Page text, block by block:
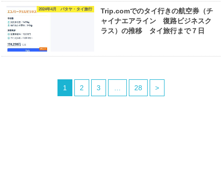
2024年4月 パタヤ・タイ旅行
Trip.comでのタイ行きの航空券（チ
ャイナエアライン 復路ビジネスク
ラス）の推移 タイ旅行まで７日
1 2 3 28 >